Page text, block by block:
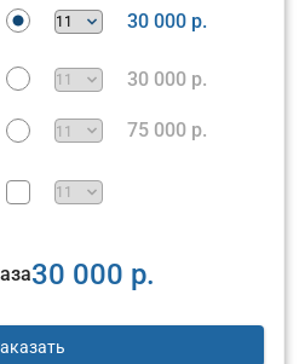
30 000 р.
30 000 р.
75 000 р.
30 000 р.